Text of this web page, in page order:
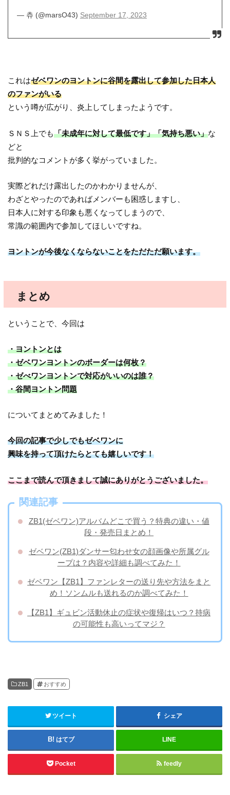
— 츄 (@marsO43) September 17, 2023
これはゼベワンのヨントンに谷間を露出して参加した日本人
のファンがいる
という噂が広がり、炎上してしまったようです。
ＳＮＳ上でも「未成年に対して最低です」「気持ち悪い」な
どと
批判的なコメントが多く挙がっていました。
実際どれだけ露出したのかわかりませんが、
わざとやったのであればメンバーも困惑しますし、
日本人に対する印象も悪くなってしまうので、
常識の範囲内で参加してほしいですね。
ヨントンが今後なくならないことをただただ願います。
まとめ
ということで、今回は
・ヨントンとは
・ゼベワンヨントンのボーダーは何枚？
・ゼべワンヨントンで対応がいいのは誰？
・谷間ヨントン問題
についてまとめてみました！
今回の記事で少しでもゼベワンに
興味を持って頂けたらとても嬉しいです！
ここまで読んで頂きまして誠にありがとうございました。
関連記事
ZB1(ゼベワン)アルバムどこで買う？特典の違い・値
段・発売日まとめ！
ゼベワン(ZB1)ダンサー匂わせ女の顔画像や所属グル
ープは？内容や詳細も調べてみた！
ゼベワン【ZB1】ファンレターの送り先や方法をまと
め！ソンムルも送れるのか調べてみた！
【ZB1】ギュビン活動休止の症状や復帰はいつ？持病
の可能性も高いってマジ？
ZB1 おすすめ
ツイート シェア
はてブ LINE
Pocket feedly